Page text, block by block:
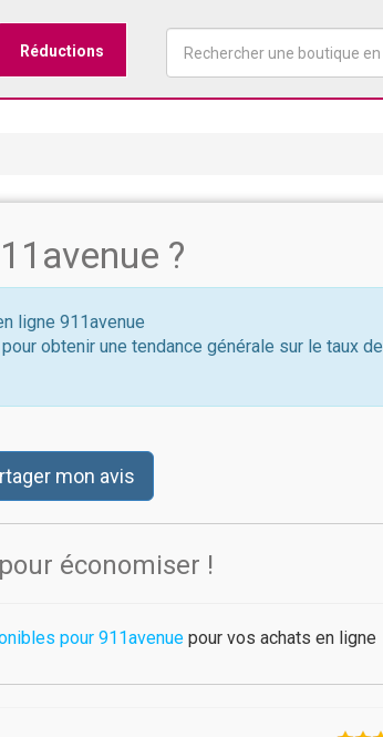
Réductions
?
ligne 911avenue
obtenir une tendance générale sur le taux de
mon avis
économiser !
pour 911avenuepour vos achats en ligne